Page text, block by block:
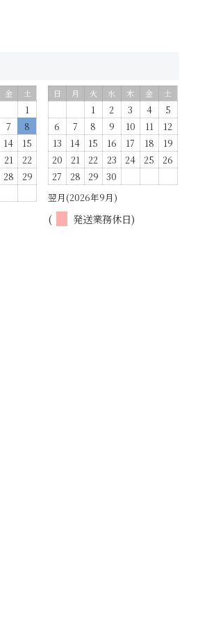
金 土
1
7
8
14
15
21
22
28
29
翌月(2026年9月)
日 月 火 水 木 金 土
1 2 3 4
5
6
7 8 9 10 11
12
13
14 15 16 17 18
19
20
21 22 23 24 25
26
27
28 29 30
( 発送業務休日)